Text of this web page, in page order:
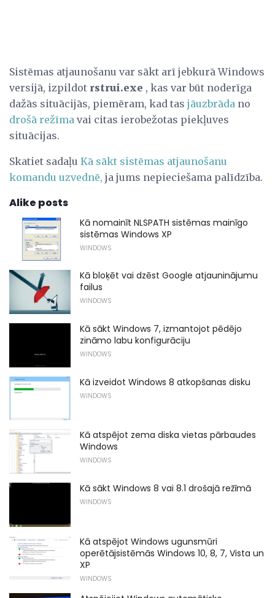
Sistēmas atjaunošanu var sākt arī jebkurā Windows
versijā, izpildot rstrui.exe , kas var būt noderīga
dažās situācijās, piemēram, kad tas jāuzbrāda no
drošā režīma vai citas ierobežotas piekļuves
situācijas.
Skatiet sadaļu Kā sākt sistēmas atjaunošanu
komandu uzvednē, ja jums nepieciešama palīdzība.
Alike posts
Kā nomainīt NLSPATH sistēmas mainīgo
sistēmas Windows XP
WINDOWS
Kā bloķēt vai dzēst Google atjauninājumu
failus
WINDOWS
Kā sākt Windows 7, izmantojot pēdējo
zināmo labu konfigurāciju
WINDOWS
Kā izveidot Windows 8 atkopšanas disku
WINDOWS
Kā atspējot zema diska vietas pārbaudes
Windows
WINDOWS
Kā sākt Windows 8 vai 8.1 drošajā režīmā
WINDOWS
Kā atspējot Windows ugunsmūri
operētājsistēmās Windows 10, 8, 7, Vista un
XP
WINDOWS